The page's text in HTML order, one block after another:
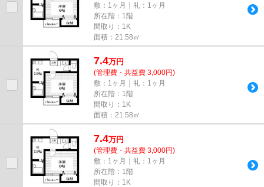
敷：1ヶ月｜礼：1ヶ月
所在階：1階
間取り：1K
面積：21.58㎡
7.4万円
(管理費・共益費 3,000円)
敷：1ヶ月｜礼：1ヶ月
所在階：1階
間取り：1K
面積：21.58㎡
7.4万円
(管理費・共益費 3,000円)
敷：1ヶ月｜礼：1ヶ月
所在階：1階
間取り：1K